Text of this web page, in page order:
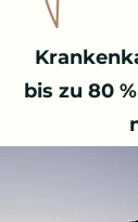
bis zu 80